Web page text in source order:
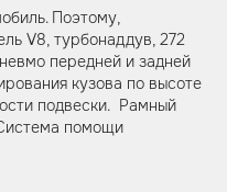
Поэтому,
V8, турбонаддув, 272
передней и задней
кузова по высоте
подвески. Рамный
помощи